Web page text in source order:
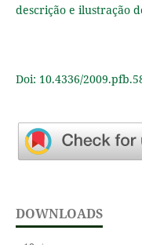
descrição e ilustração
Doi: 10.4336/
DOWNLOADS